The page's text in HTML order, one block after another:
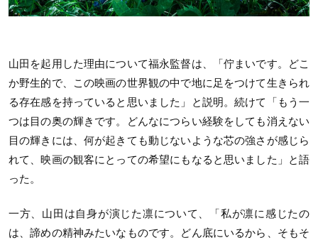
山田を起用した理由について福永監督は、「佇まいです。どこ
か野生的で、この映画の世界観の中で地に足をつけて生きられ
る存在感を持っていると思いました」と説明。続けて「もう一
つは目の奥の輝きです。どんなにつらい経験をしても消えない
目の輝きには、何が起きても動じないような芯の強さが感じら
れて、映画の観客にとっての希望にもなると思いました」と語
った。
一方、山田は自身が演じた凛について、「私が凛に感じたの
は、諦めの精神みたいなものです。どん底にいるから、そもそ